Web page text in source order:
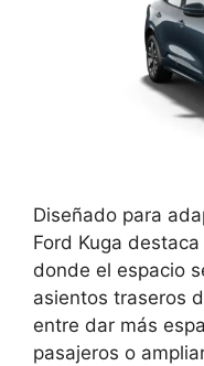
Diseñado para
Ford Kuga
donde el espacio
asientos traseros
entre dar más
pasajeros o